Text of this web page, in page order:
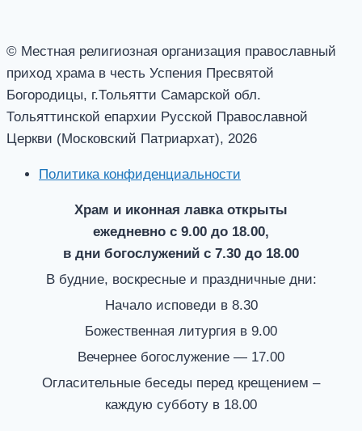
© Местная религиозная организация православный
приход храма в честь Успения Пресвятой
Богородицы, г.Тольятти Самарской обл.
Тольяттинской епархии Русской Православной
Церкви (Московский Патриархат), 2026
Политика конфиденциальности
Храм и иконная лавка открыты
ежедневно с 9.00 до 18.00,
в дни богослужений с 7.30 до 18.00
В будние, воскресные и праздничные дни:
Начало исповеди в 8.30
Божественная литургия в 9.00
Вечернее богослужение — 17.00
Огласительные беседы перед крещением –
каждую субботу в 18.00